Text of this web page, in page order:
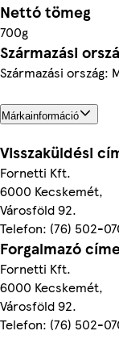
Nettó tömeg
700g
Származási
Származási ország:
Márkainformáció
Visszaküldési
Fornetti Kft.
6000 Kecskemét,
Városföld 92.
Telefon: (76) 502-
Forgalmazó
Fornetti Kft.
6000 Kecskemét,
Városföld 92.
Telefon: (76) 502-